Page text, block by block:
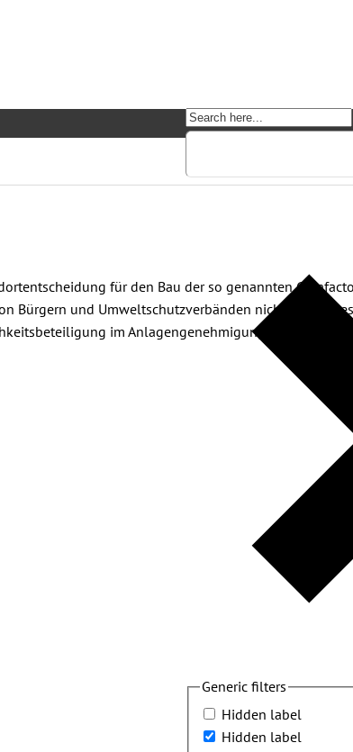
Generic filters
Hidden label
Hidden label
für den Bau der so genannten
Bürgern und Umweltschutzverbänden nicht ab. An
im Anlagengenehmigungsverfahren.